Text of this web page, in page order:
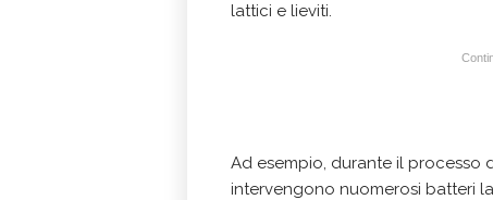
lattici e lieviti.
Ad esempio, durante il processo
intervengono nuomerosi batteri